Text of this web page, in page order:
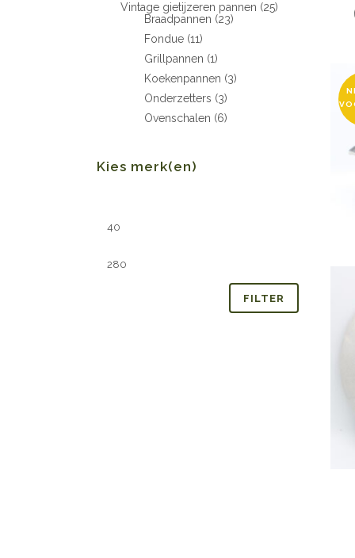
Vintage gietijzeren pannen (25)
Braadpannen (23)
Fondue (11)
Grillpannen (1)
Koekenpannen (3)
Onderzetters (3)
Ovenschalen (6)
Kies merk(en)
FILTER